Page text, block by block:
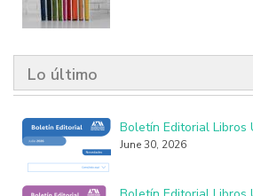
Lo último
Boletín Editorial Libros
June 30, 2026